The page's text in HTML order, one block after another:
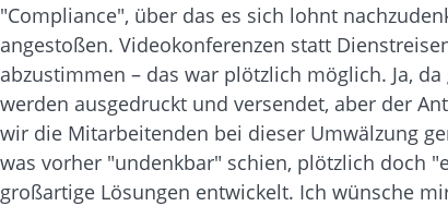
"Compliance", über das es sich lohnt
angestoßen. Videokonferenzen statt
abzustimmen – das war plötzlich möglich. Ja,
werden ausgedruckt und versendet, aber der
wir die Mitarbeitenden bei dieser Umwälzung
was vorher "undenkbar" schien, plötzlich doch
großartige Lösungen entwickelt. Ich wünsche